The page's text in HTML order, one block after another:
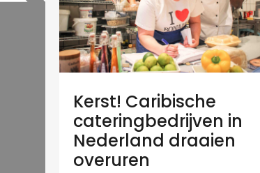
Kerst! Caribische
cateringbedrijven in
Nederland draaien
overuren